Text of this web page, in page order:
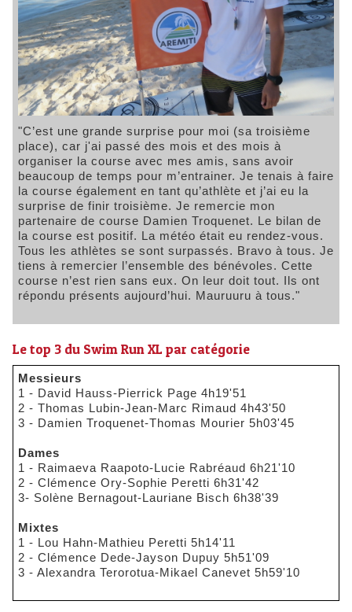
"C’est une grande surprise pour moi (sa troisième
place), car j'ai passé des mois et des mois à
organiser la course avec mes amis, sans avoir
beaucoup de temps pour m’entrainer. Je tenais à faire
la course également en tant qu’athlète et j’ai eu la
surprise de finir troisième. Je remercie mon
partenaire de course Damien Troquenet. Le bilan de
la course est positif. La météo était eu rendez-vous.
Tous les athlètes se sont surpassés. Bravo à tous. Je
tiens à remercier l’ensemble des bénévoles. Cette
course n’est rien sans eux. On leur doit tout. Ils ont
répondu présents aujourd’hui. Mauruuru à tous."
Le top 3 du Swim Run XL par catégorie
Messieurs
1 - David Hauss-Pierrick Page 4h19'51
2 - Thomas Lubin-Jean-Marc Rimaud 4h43'50
3 - Damien Troquenet-Thomas Mourier 5h03'45
Dames
1 - Raimaeva Raapoto-Lucie Rabréaud 6h21'10
2 - Clémence Ory-Sophie Peretti 6h31'42
3- Solène Bernagout-Lauriane Bisch 6h38'39
Mixtes
1 - Lou Hahn-Mathieu Peretti 5h14'11
2 - Clémence Dede-Jayson Dupuy 5h51'09
3 - Alexandra Terorotua-Mikael Canevet 5h59'10